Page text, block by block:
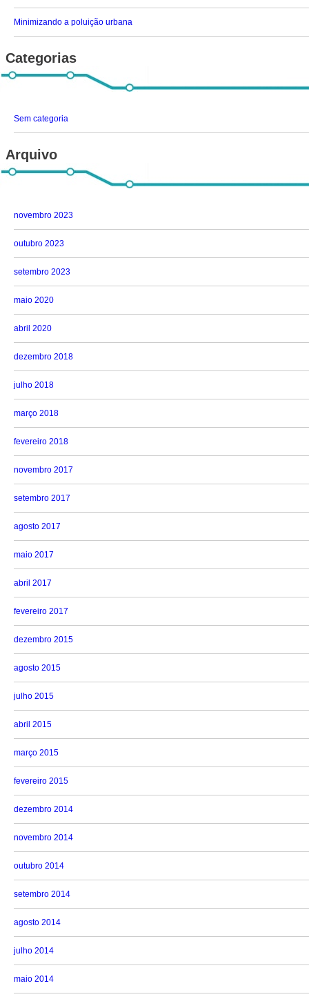
Minimizando a poluição urbana
Categorias
Sem categoria
Arquivo
novembro 2023
outubro 2023
setembro 2023
maio 2020
abril 2020
dezembro 2018
julho 2018
março 2018
fevereiro 2018
novembro 2017
setembro 2017
agosto 2017
maio 2017
abril 2017
fevereiro 2017
dezembro 2015
agosto 2015
julho 2015
abril 2015
março 2015
fevereiro 2015
dezembro 2014
novembro 2014
outubro 2014
setembro 2014
agosto 2014
julho 2014
maio 2014